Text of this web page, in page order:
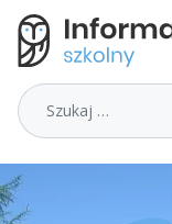
Szukaj